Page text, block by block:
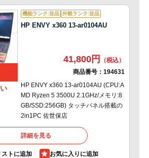
機能ランク:並品 外観ランク:並品
HP ENVY x360 13-ar0104AU
41,800円
商品番号： 194631
HP ENVY x360 13-ar0104AU (CPU:A
MD Ryzen 5 3500U 2.1GHz/メモリ:8
GB/SSD:256GB) タッチパネル搭載の
2in1PC 佐世保店
詳細を見る
ストに追加